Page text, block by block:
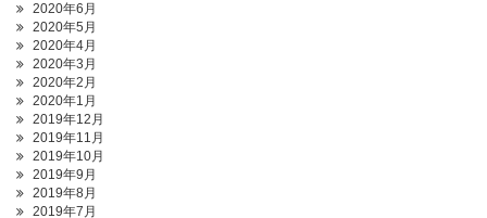
2020年6月
2020年5月
2020年4月
2020年3月
2020年2月
2020年1月
2019年12月
2019年11月
2019年10月
2019年9月
2019年8月
2019年7月